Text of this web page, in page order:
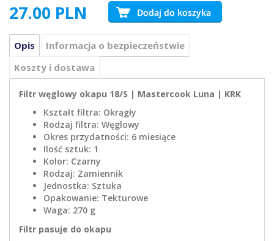
27.00 PLN
Opis
Informacja o bezpieczeństwie
Koszty i dostawa
Filtr węglowy okapu 18/S | Mastercook Luna | KRK
Kształt filtra: Okrągły
Rodzaj filtra: Węglowy
Okres przydatności: 6 miesiące
Ilość sztuk: 1
Kolor: Czarny
Rodzaj: Zamiennik
Jednostka: Sztuka
Opakowanie: Tekturowe
Waga: 270 g
Filtr pasuje do okapu